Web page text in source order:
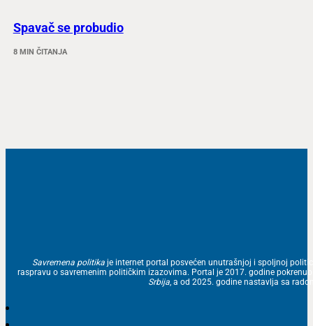
Spavač se probudio
8 MIN ČITANJA
Savremena politika je internet portal posvećen unutrašnjoj i spoljnoj
raspravu o savremenim političkim izazovima. Portal je 2017. godine
Srbija, a od 2025. godine nastavlja sa